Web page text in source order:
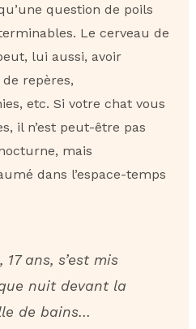
question de poils
Le cerveau de
lui aussi, avoir
repères,
etc. Si votre chat vous
il n’est peut-être pas
mais
dans l’espace-temps
17 ans, s’est mis
nuit devant la
de bains…